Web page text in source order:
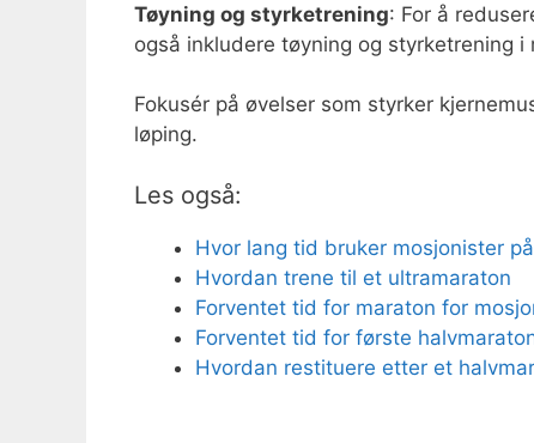
Tøyning og styrketrening: For å
også inkludere tøyning og styrketrening
Fokusér på øvelser som styrker
løping.
Les også:
Hvor lang tid bruker mosjonister
Hvordan trene til et ultramaraton
Forventet tid for maraton for
Forventet tid for første
Hvordan restituere etter et